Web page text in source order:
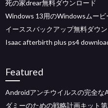
死の家drear無料ダウンロード
Windows 13用のWindowsムー
イーススバックアップ無料ダウ
Isaac afterbirth plus ps4
Featured
Androidアンチウイルスの完全な
ダミーのための戦略計画キット